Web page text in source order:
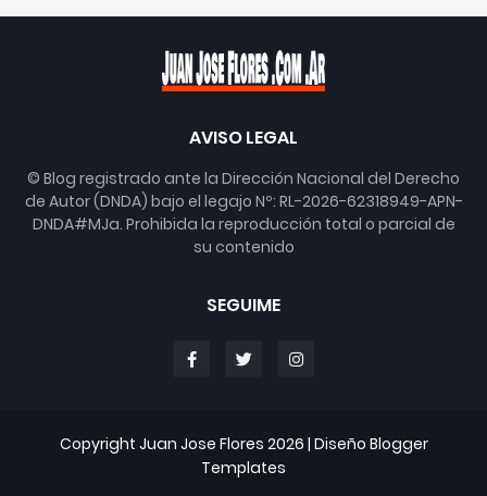
AVISO LEGAL
© Blog registrado ante la Dirección Nacional del Derecho
de Autor (DNDA) bajo el legajo Nº: RL-2026-62318949-APN-
DNDA#MJa. Prohibida la reproducción total o parcial de
su contenido
SEGUIME
Copyright Juan Jose Flores 2026 | Diseño Blogger
Templates